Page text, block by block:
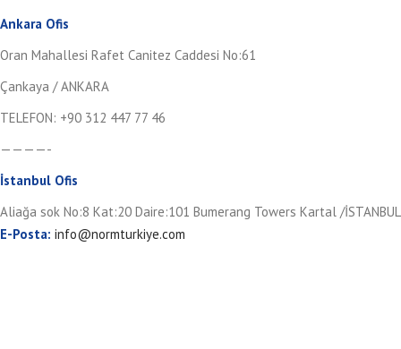
Ankara Ofis
Oran Mahallesi Rafet Canitez Caddesi No:61
Çankaya / ANKARA
TELEFON: +90 312 447 77 46
————-
İstanbul Ofis
Aliağa sok No:8 Kat:20 Daire:101 Bumerang Towers Kartal /İSTANBUL
E-Posta: info@normturkiye.com